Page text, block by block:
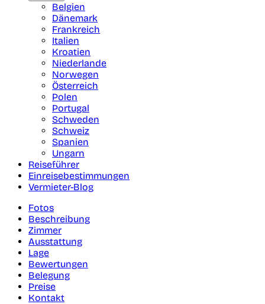
Belgien
Dänemark
Frankreich
Italien
Kroatien
Niederlande
Norwegen
Österreich
Polen
Portugal
Schweden
Schweiz
Spanien
Ungarn
Reiseführer
Einreisebestimmungen
Vermieter-Blog
Fotos
Beschreibung
Zimmer
Ausstattung
Lage
Bewertungen
Belegung
Preise
Kontakt